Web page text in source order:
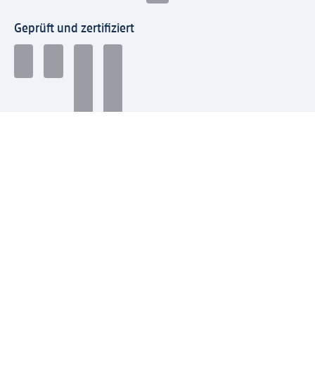
Geprüft und zertifiziert